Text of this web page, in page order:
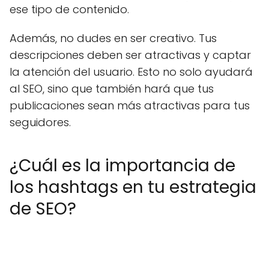
ese tipo de contenido.
Además, no dudes en ser creativo. Tus
descripciones deben ser atractivas y captar
la atención del usuario. Esto no solo ayudará
al SEO, sino que también hará que tus
publicaciones sean más atractivas para tus
seguidores.
¿Cuál es la importancia de
los hashtags en tu estrategia
de SEO?